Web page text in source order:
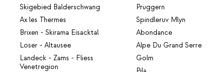
Skigebied Balderschwang
Ax les Thermes
Brixen - Skirama Eisacktal
Loser - Altausee
Landeck - Zams - Fliess
Venetregion
Pruggern
Spindleruv Mlyn
Abondance
Alpe Du Grand Serre
Golm